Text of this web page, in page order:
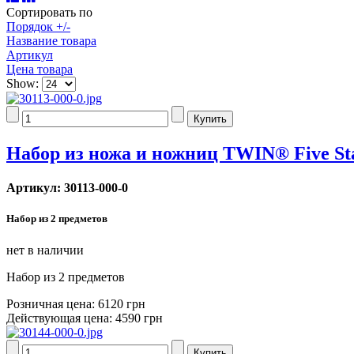
Сортировать по
Порядок +/-
Название товара
Артикул
Цена товара
Show:
Набор из ножа и ножниц TWIN® Five
Артикул: 30113-000-0
Набор из 2 предметов
нет в наличии
Набор из 2 предметов
Розничная цена: 6120 грн
Действующая цена: 4590 грн